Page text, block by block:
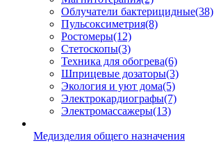
Облучатели бактерицидные(38)
Пульсоксиметрия(8)
Ростомеры(12)
Стетоскопы(3)
Техника для обогрева(6)
Шприцевые дозаторы(3)
Экология и уют дома(5)
Электрокардиографы(7)
Электромассажеры(13)
Медизделия общего назначения